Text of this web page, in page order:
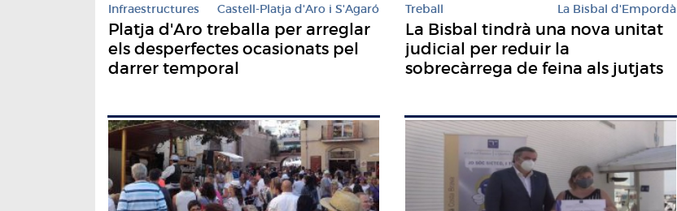
Infraestructures Castell-Platja d'Aro i S'Agaró
Platja d'Aro treballa per arreglar
els desperfectes ocasionats pel
darrer temporal
Treball La Bisbal d'Empordà
La Bisbal tindrà una nova unitat
judicial per reduir la
sobrecàrrega de feina als jutjats